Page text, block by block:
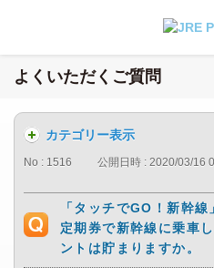
よくいただくご質問
カテゴリー表示
No : 1516 公開日時 : 2020/03/16
「タッチでGO！新幹
定期券で新幹線に乗車
ントは貯まりますか。